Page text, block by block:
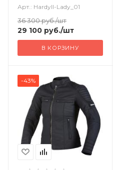
черный
Арт.: HardyII-Lady_01
36 300руб./шт
29 100 руб./шт
В КОРЗИНУ
-43%